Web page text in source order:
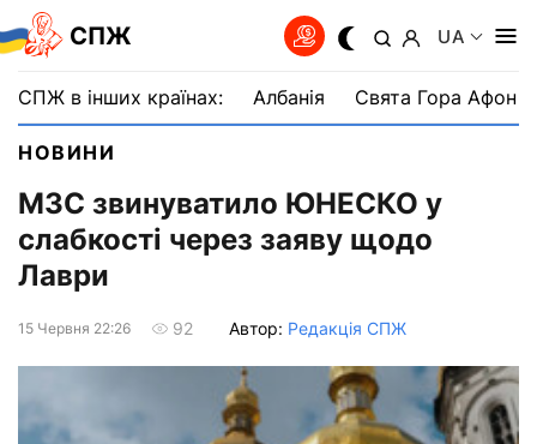
СПЖ UA
СПЖ в інших країнах: Албанія Свята Гора Афон
НОВИНИ
МЗС звинуватило ЮНЕСКО у
слабкості через заяву щодо
Лаври
15 Червня 22:26 92 Автор: Редакція СПЖ